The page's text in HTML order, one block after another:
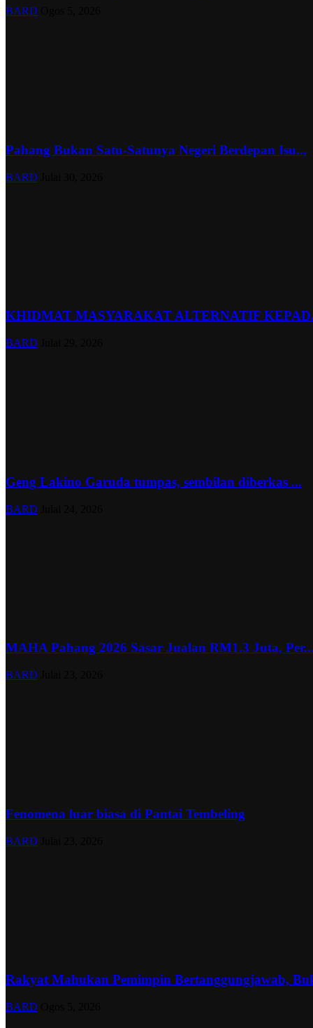
BARD
Pahang Bukan Satu-Satunya Negeri Berdepan Isu...
BARD
KHIDMAT MASYARAKAT ALTERNATIF
BARD
Geng Lakino Garuda tumpas, sembilan diberkas ...
BARD
MAHA Pahang 2026 Sasar Jualan RM1.3 Juta,
BARD
Fenomena luar biasa di Pantai Tembeling
BARD
Rakyat Mahukan Pemimpin Bertanggungjawab,
BARD